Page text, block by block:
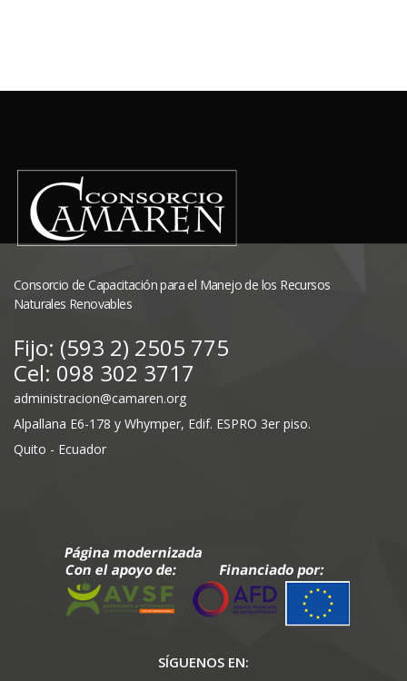
Consorcio de Capacitación para el Manejo de los Recursos
Naturales Renovables
Fijo: (593 2) 2505 775
Cel: 098 302 3717
administracion@camaren.org
Alpallana E6-178 y Whymper, Edif. ESPRO 3er piso.
Quito - Ecuador
SÍGUENOS EN: